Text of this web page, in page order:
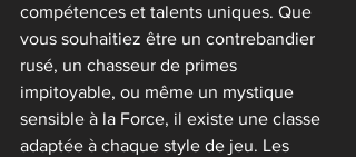
compétences et talents uniques. Que
vous souhaitiez être un contrebandier
rusé, un chasseur de primes
impitoyable, ou même un mystique
sensible à la Force, il existe une classe
adaptée à chaque style de jeu. Les